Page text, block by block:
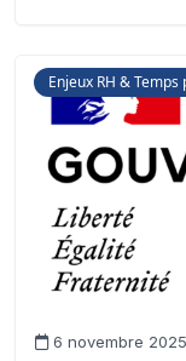
Enjeux RH &
6 novembre